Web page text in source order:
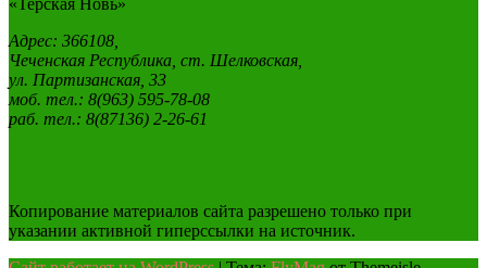
Адрес: 366108,
Чеченская Республика, ст. Шелковская,
ул. Партизанская, 33
моб. тел.: 8(963) 595-78-08
раб. тел.: 8(87136) 2-26-61
Копирование материалов сайта разрешено только при
указании активной гиперссылки на источник.